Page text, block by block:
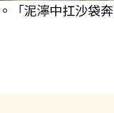
泥濘中扛沙袋